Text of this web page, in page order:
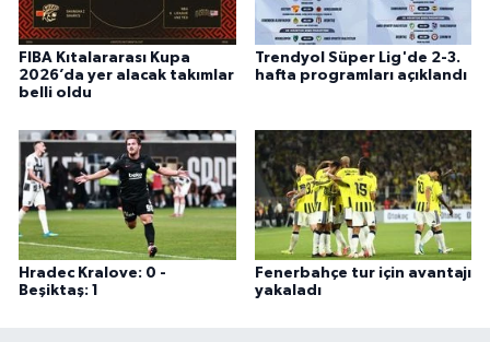
FIBA Kıtalararası Kupa
2026’da yer alacak takımlar
belli oldu
Trendyol Süper Lig'de 2-3.
hafta programları açıklandı
Hradec Kralove: 0 -
Beşiktaş: 1
Fenerbahçe tur için avantajı
yakaladı